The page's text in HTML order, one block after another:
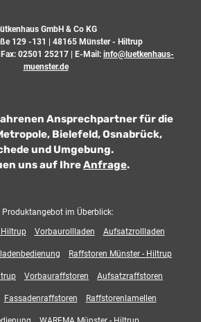
GmbH & Co KG
129 -131 | 48165 Münster - Hiltrup
Fax: 02501 25217 | E-Mail: info@luetkenhaus-
muenster.de
Ansprechpartner für die
Bielefeld, Osnabrück,
und Umgebung.
uns auf IhreAnfrage.
Produktangebot im Überblick:
Hiltrup
Vorbaurollladen Aufsatzrollladen
Raffstoren Münster - Hiltrup
Vorbauraffstoren Aufsatzraffstoren
Fassadenraffstoren Raffstorenlamellen